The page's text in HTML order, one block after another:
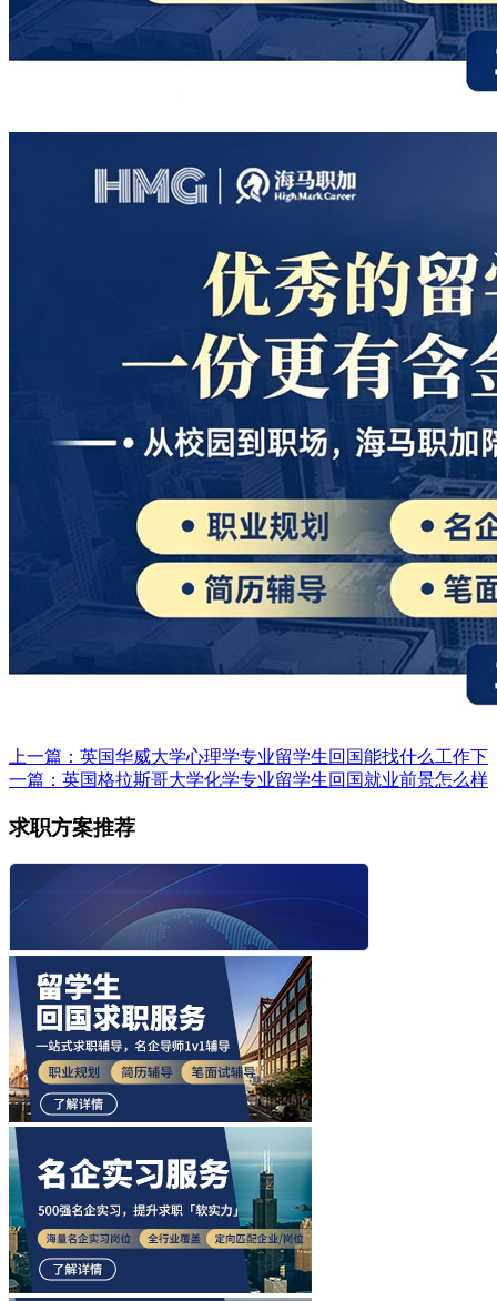
上一篇：英国华威大学心理学专业留学生回国能找什么工作​下
一篇：英国格拉斯哥大学化学专业留学生回国就业前景怎么样​
求职方案推荐